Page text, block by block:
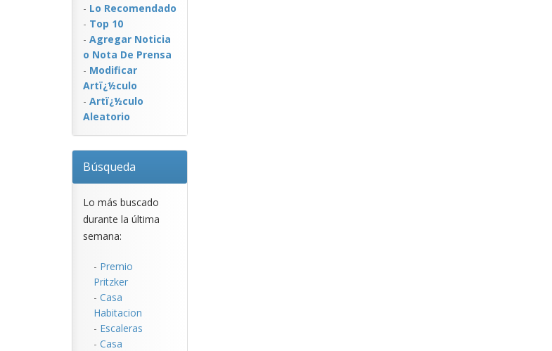
- Lo Recomendado
- Top 10
- Agregar Noticia
o Nota De Prensa
- Modificar
Artï¿½culo
- Artï¿½culo
Aleatorio
Búsqueda
Lo más buscado
durante la última
semana:
- Premio
Pritzker
- Casa
Habitacion
- Escaleras
- Casa